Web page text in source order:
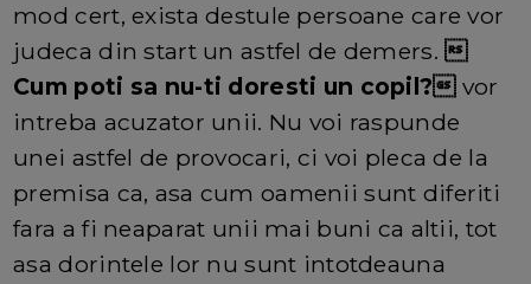
mod cert, exista destule persoane care vor
judeca din start un astfel de demers.
Cum poti sa nu-ti doresti un copil? vor
intreba acuzator unii. Nu voi raspunde
unei astfel de provocari, ci voi pleca de la
premisa ca, asa cum oamenii sunt diferiti
fara a fi neaparat unii mai buni ca altii, tot
asa dorintele lor nu sunt intotdeauna